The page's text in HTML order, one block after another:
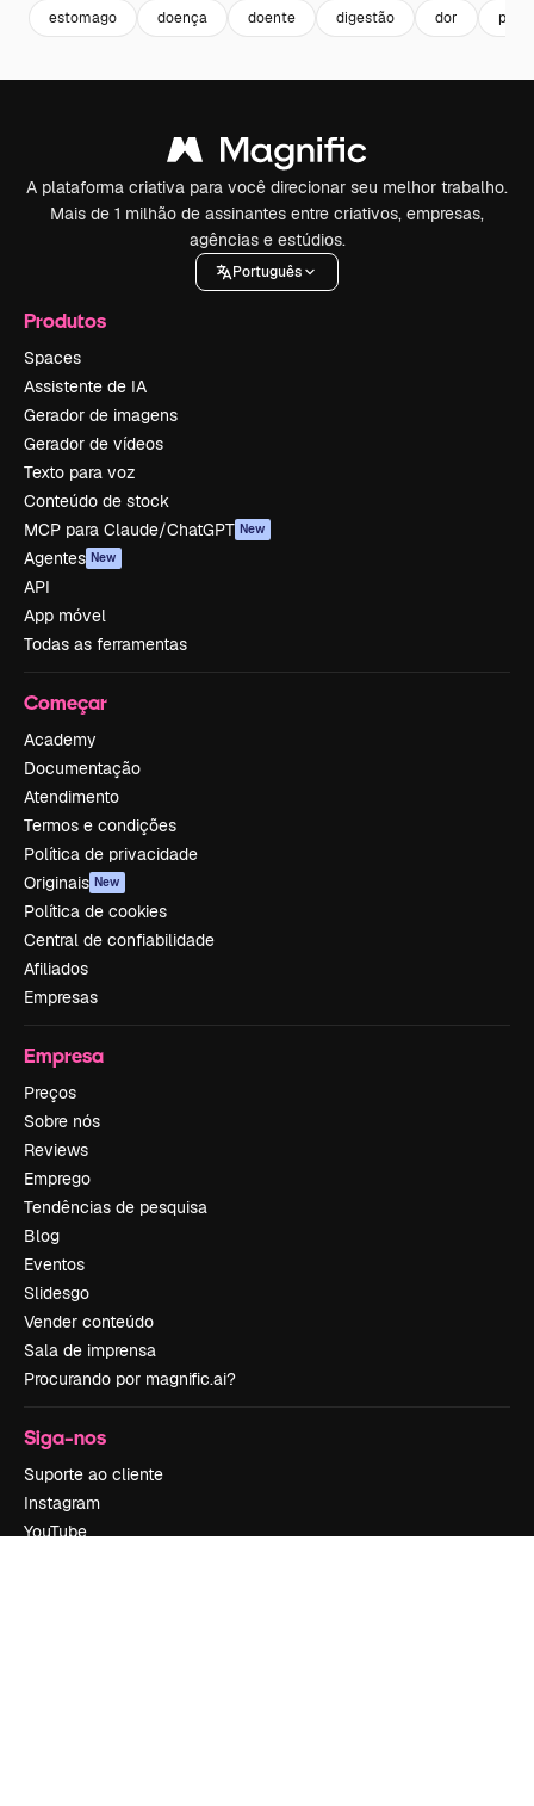
estomago doença doente digestão dor
A plataforma criativa para você direcionar seu melhor trabalho.
Mais de 1 milhão de assinantes entre criativos, empresas,
agências e estúdios.
Português
Produtos
Spaces
Assistente de IA
Gerador de imagens
Gerador de vídeos
Texto para voz
Conteúdo de stock
MCP para Claude/ChatGPT New
Agentes New
API
App móvel
Todas as ferramentas
Começar
Academy
Documentação
Atendimento
Termos e condições
Política de privacidade
Originais New
Política de cookies
Central de confiabilidade
Afiliados
Empresas
Empresa
Preços
Sobre nós
Reviews
Emprego
Tendências de pesquisa
Blog
Eventos
Slidesgo
Vender conteúdo
Sala de imprensa
Procurando por magnific.ai?
Siga-nos
Suporte ao cliente
Instagram
YouTube